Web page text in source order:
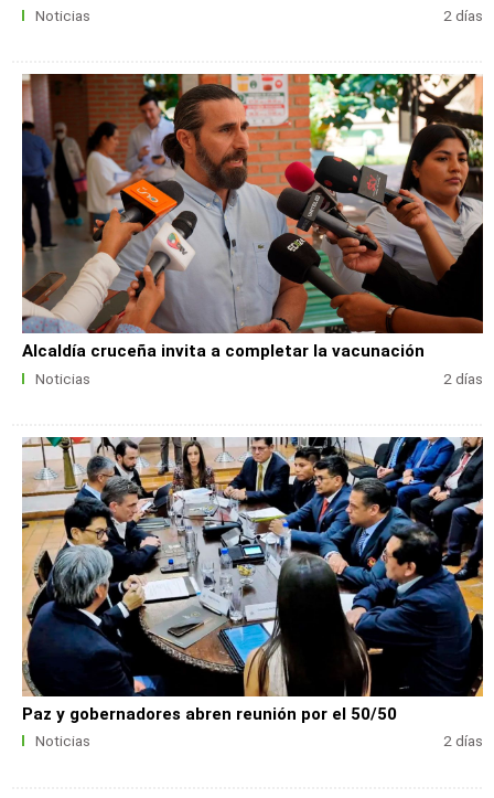
Noticias 2 días
Alcaldía cruceña invita a completar la vacunación
Noticias 2 días
Paz y gobernadores abren reunión por el 50/50
Noticias 2 días